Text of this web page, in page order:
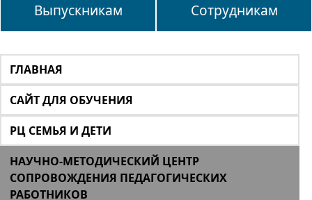
Выпускникам Сотрудникам
ГЛАВНАЯ
САЙТ ДЛЯ ОБУЧЕНИЯ
РЦ СЕМЬЯ И ДЕТИ
НАУЧНО-МЕТОДИЧЕСКИЙ ЦЕНТР
СОПРОВОЖДЕНИЯ ПЕДАГОГИЧЕСКИХ
РАБОТНИКОВ